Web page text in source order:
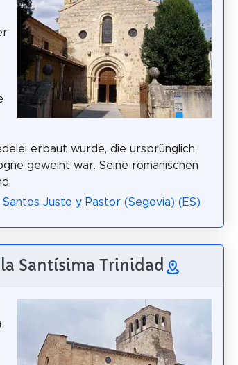
erbaut wurde, die ursprünglich
geweiht war. Seine romanischen
Justo y Pastor (Segovia) (ES)
Santísima Trinidad